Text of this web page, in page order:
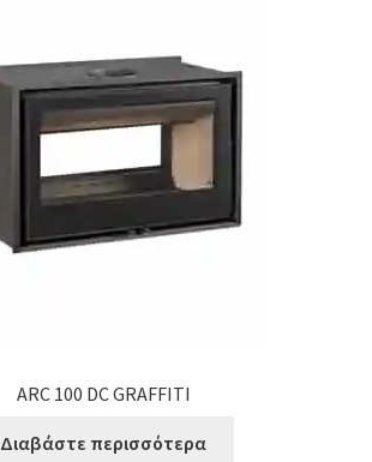
ARC 100 DC GRAFFITI
Διαβάστε περισσότερα